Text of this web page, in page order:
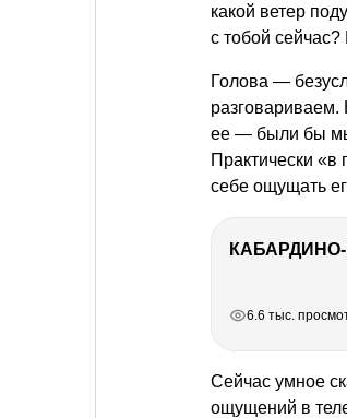
какой ветер
с тобой
Голова —
ее — были бы мы
Практически
себе ощущать
6.6 тыс.
Сейчас умное
ощущений в